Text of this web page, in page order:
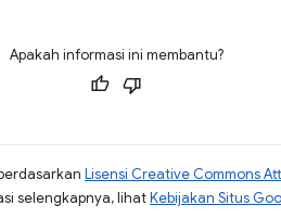
Apakah informasi ini membantu?
Lisensi Creative Commons
selengkapnya, lihatKebijakan Situs